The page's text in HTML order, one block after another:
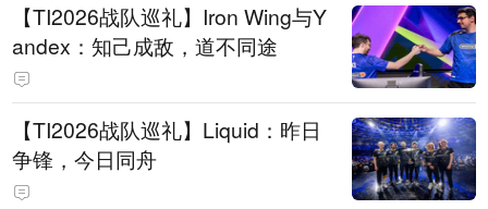
【TI2026战队巡礼】Iron Wing与Y
andex：知己成敌，道不同途
【TI2026战队巡礼】Liquid：昨日
争锋，今日同舟